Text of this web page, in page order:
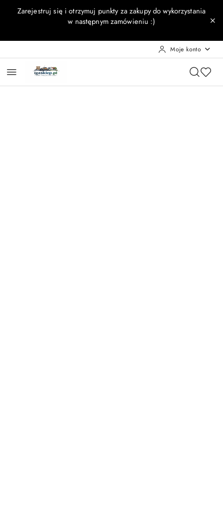
Przejdź do treści głównej
Przejdź do wyszukiwarki
Przejdź do moje konto
Przejdź do menu głównego
Przejdź do opisu produktu
Przejdź do stopki
Zarejestruj się i otrzymuj punkty za zakupy do wykorzystania
w następnym zamówieniu :)
Moje konto